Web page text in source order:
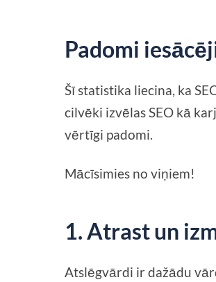
Padomi
Šī statistika liecina, ka
cilvēki izvēlas SEO kā
vērtīgi padomi.
Mācīsimies no viņiem!
1. Atrast un
Atslēgvārdi ir dažādu